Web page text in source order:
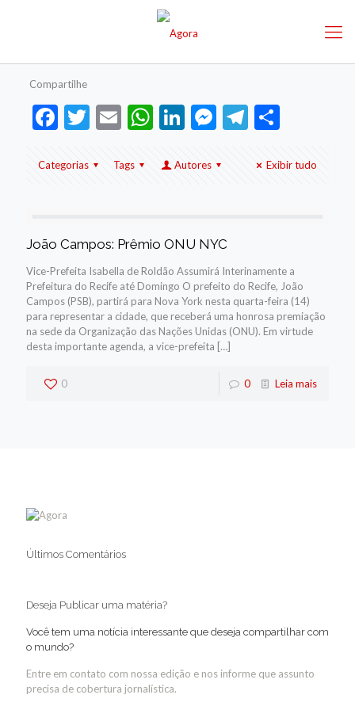
Compartilhe
Facebook
Twitter
EmailWhatsApp
LinkedIn
Messenger
Telegram
Share
Categorias Tags Autores Exibir tudo
João Campos: Prêmio ONU NYC
Vice-Prefeita Isabella de Roldão Assumirá Interinamente a
Prefeitura do Recife até Domingo O prefeito do Recife, João
Campos (PSB), partirá para Nova York nesta quarta-feira (14)
para representar a cidade, que receberá uma honrosa premiação
na sede da Organização das Nações Unidas (ONU). Em virtude
desta importante agenda, a vice-prefeita […]
0 0 Leia mais
Últimos Comentários
Deseja Publicar uma matéria?
Você tem uma notícia interessante que deseja compartilhar com
o mundo?
Entre em contato com nossa edição e nos informe que assunto
precisa de cobertura jornalística.